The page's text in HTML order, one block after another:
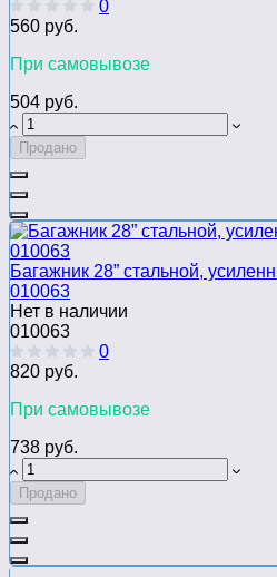
0
560 руб.
При самовывозе
504 руб.
Продано
Багажник 28” стальной,
010063
Нет в наличии
010063
0
820 руб.
При самовывозе
738 руб.
Продано